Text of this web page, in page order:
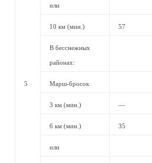
5
или
10 км (мин.) 57
В бесснежных
районах:
Марш-бросок
3 км (мин.) —
6 км (мин.) 35
или